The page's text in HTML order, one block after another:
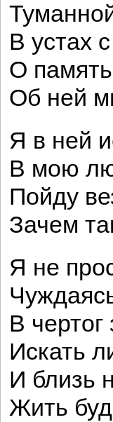
В устах
О
Об ней
Я в ней
В мою
Пойду
Зачем
Я не
В
Искать
И близь
Жить